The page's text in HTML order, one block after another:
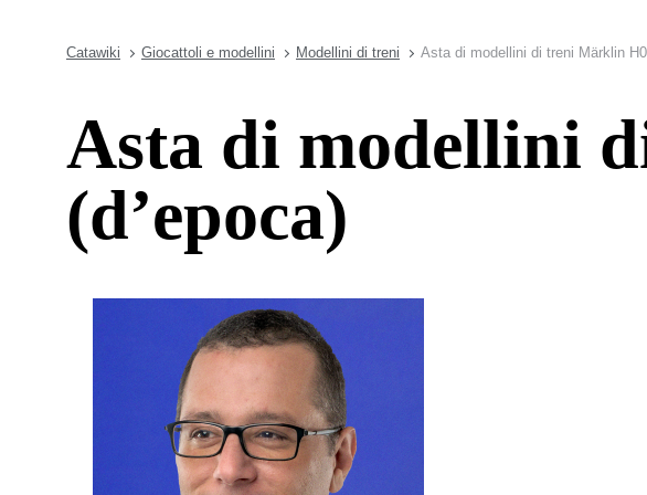
Catawiki Giocattoli e modellini Modellini di treni Asta di modellini di treni Märklin H0
Asta di modellini
(d’epoca)